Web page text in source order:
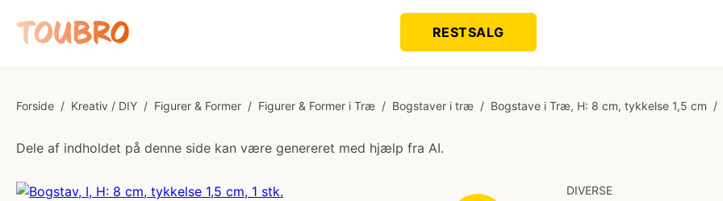
RESTSALG
Forside / Kreativ / DIY / Figurer & Former / Figurer & Former i Træ / Bogstaver i træ / Bogstave i Træ, H: 8 cm, tykkelse 1,5 cm /
Dele af indholdet på denne side kan være genereret med hjælp fra AI.
DIVERSE